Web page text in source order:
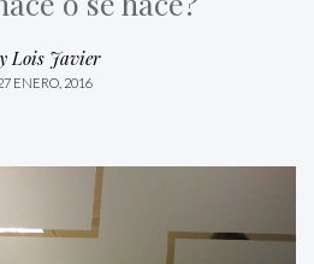
Lois Javier
ENERO, 2016